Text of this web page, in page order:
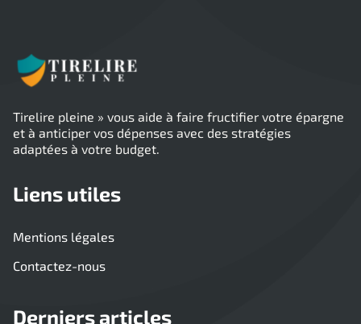
Tirelire pleine » vous aide à faire fructifier votre épargne
et à anticiper vos dépenses avec des stratégies
adaptées à votre budget.
Liens utiles
Mentions légales
Contactez-nous
Derniers articles